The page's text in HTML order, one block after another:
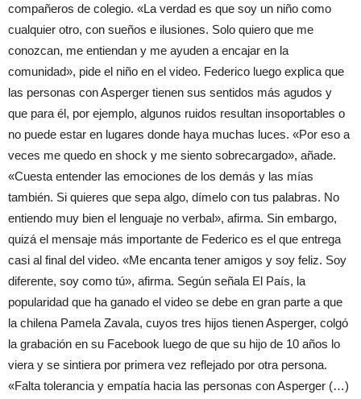
compañeros de colegio. «La verdad es que soy un niño como
cualquier otro, con sueños e ilusiones. Solo quiero que me
conozcan, me entiendan y me ayuden a encajar en la
comunidad», pide el niño en el video. Federico luego explica que
las personas con Asperger tienen sus sentidos más agudos y
que para él, por ejemplo, algunos ruidos resultan insoportables o
no puede estar en lugares donde haya muchas luces. «Por eso a
veces me quedo en shock y me siento sobrecargado», añade.
«Cuesta entender las emociones de los demás y las mías
también. Si quieres que sepa algo, dímelo con tus palabras. No
entiendo muy bien el lenguaje no verbal», afirma. Sin embargo,
quizá el mensaje más importante de Federico es el que entrega
casi al final del video. «Me encanta tener amigos y soy feliz. Soy
diferente, soy como tú», afirma. Según señala El País, la
popularidad que ha ganado el video se debe en gran parte a que
la chilena Pamela Zavala, cuyos tres hijos tienen Asperger, colgó
la grabación en su Facebook luego de que su hijo de 10 años lo
viera y se sintiera por primera vez reflejado por otra persona.
«Falta tolerancia y empatía hacia las personas con Asperger (…)